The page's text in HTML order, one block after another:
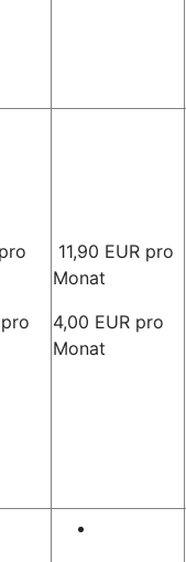
11,90 EUR pro
Monat
4,00 EUR pro
Monat